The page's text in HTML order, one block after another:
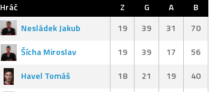
Hráč Z G A
B
Nesládek Jakub 19 39 31
70
Šícha Miroslav 19 39 17
56
Havel Tomáš 18 21 19
40